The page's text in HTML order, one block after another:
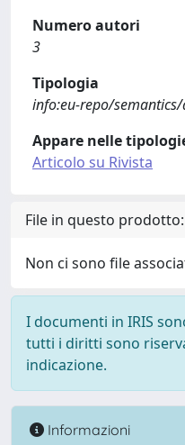
Numero autori
3
Tipologia
info:eu-repo/
Appare nelle
Articolo su Rivista
File in questo prodotto:
Non ci sono file
I documenti in IRIS
tutti i diritti sono
indicazione.
Informazioni